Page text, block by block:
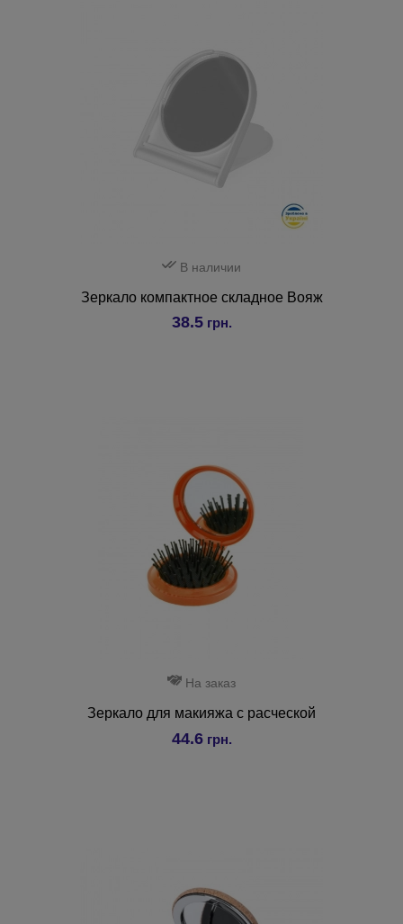
В наличии
Зеркало компактное складное Вояж
38.5грн.
На заказ
Зеркало для макияжа с расческой
44.6грн.